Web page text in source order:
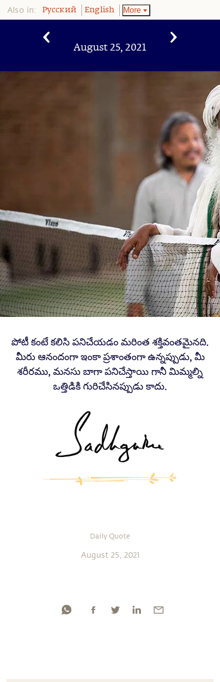
Also in: Pусский English More
August 25, 2021
పోటీ కంటే కలిసి పనిచేయడం మరింత శక్తివంతమైనది.
మీరు ఆనందంగా ఇంకా ప్రశాంతంగా ఉన్నప్పుడు, మీ
శరీరము, మనసు బాగా పనిచేస్తాయి గానీ మిమ్మల్ని
ఒత్తిడికి గురిచేసినప్పుడు కాదు.
Daily Quote
August 25, 2021